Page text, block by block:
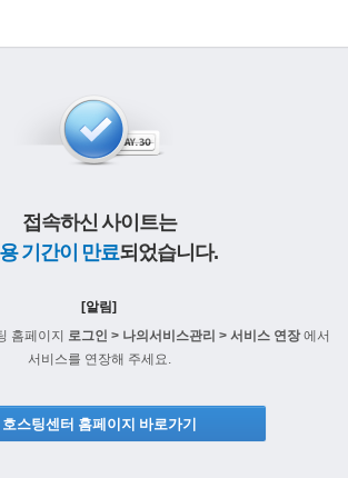
접속하신 사이트는
기간이 만료되었습니다.
[알림]
홈페이지 로그인 > 나의서비스관리 > 서비스 연장에서
서비스를 연장해 주세요.
호스팅센터 홈페이지 바로가기